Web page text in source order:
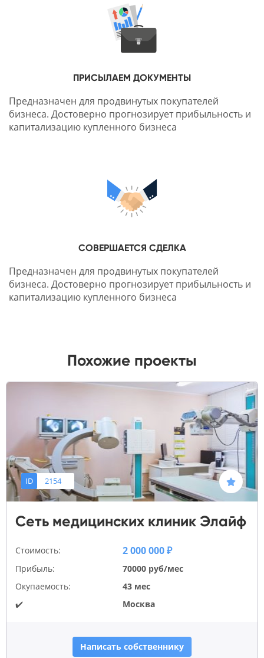
ПРИСЫЛАЕМ ДОКУМЕНТЫ
Предназначен для продвинутых покупателей
бизнеса. Достоверно прогнозирует прибыльность и
капитализацию купленного бизнеса
СОВЕРШАЕТСЯ СДЕЛКА
Предназначен для продвинутых покупателей
бизнеса. Достоверно прогнозирует прибыльность и
капитализацию купленного бизнеса
Похожие проекты
ID 2154
Сеть медицинских клиник Элайф
Стоимость: 2 000 000 ₽
Прибыль:
70000 руб/мес
Окупаемость:
43 мес
✔️
Москва
Написать собственнику